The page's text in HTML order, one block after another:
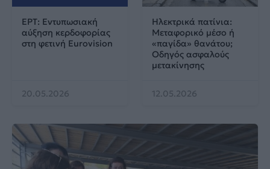
ΕΡΤ: Εντυπωσιακή
αύξηση κερδοφορίας
στη φετινή Eurovision
20.05.2026
Ηλεκτρικά πατίνια:
Μεταφορικό μέσο ή
«παγίδα» θανάτου;
Οδηγός ασφαλούς
μετακίνησης
12.05.2026